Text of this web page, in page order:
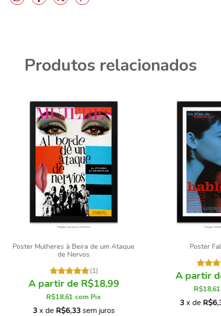
Produtos relacionados
Poster Mulheres à Beira de um Ataque
de Nervos
(1)
R$18,99
R$18,61 com Pix
3 x de R$6,33 sem juros
Poster
3 x de